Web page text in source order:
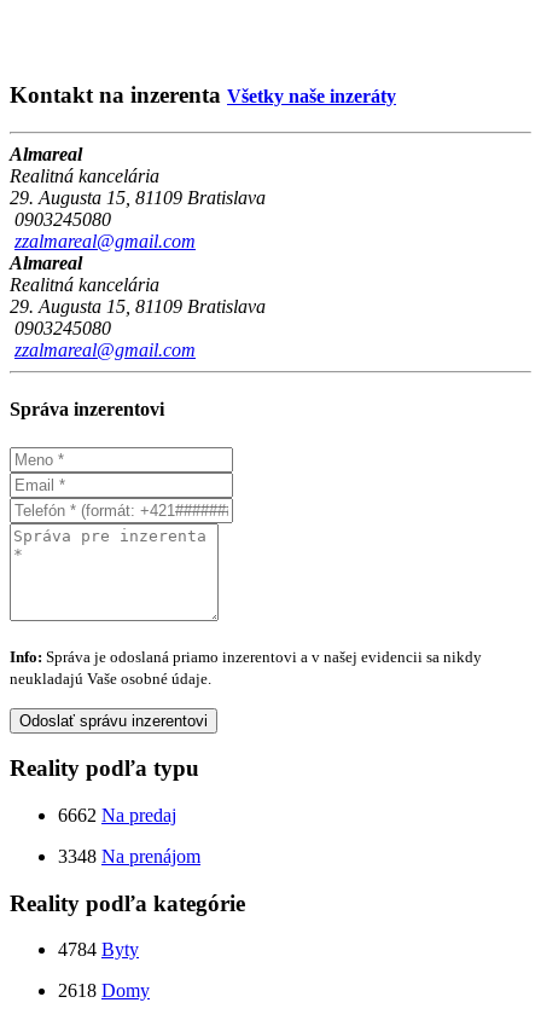
Kontakt na inzerenta Všetky naše inzeráty
Almareal
Realitná kancelária
29. Augusta 15, 81109 Bratislava
0903245080
zzalmareal@gmail.com
Almareal
Realitná kancelária
29. Augusta 15, 81109 Bratislava
0903245080
zzalmareal@gmail.com
Správa inzerentovi
Info: Správa je odoslaná priamo inzerentovi a v našej evidencii sa nikdy
neukladajú Vaše osobné údaje.
Odoslať správu inzerentovi
Reality podľa typu
6662 Na predaj
3348 Na prenájom
Reality podľa kategórie
4784 Byty
2618 Domy